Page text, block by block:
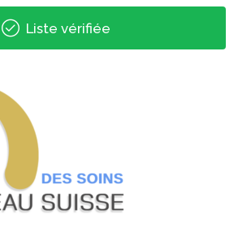
Liste vérifiée